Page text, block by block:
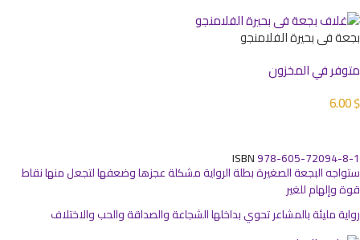
بجعة في بحيرة الفلامنجو
متوفر في المخزون
6.00$
ISBN978-605-72094-8-1
ستواجه البجعة الصغيرة بطلة الرواية مشكلة عجزها وضعفها لتجعل منها نقاط
قوة وإلهام للغير
رواية مليئة بالمشاعر تحوي بداخلها الشجاعة والصداقة والحب والاختلاف